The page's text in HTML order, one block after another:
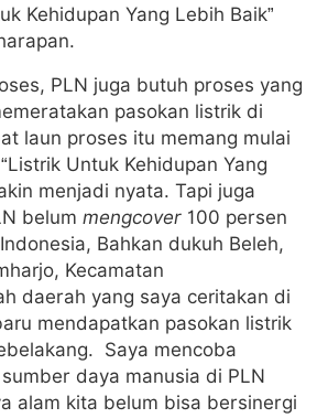
Kehidupan Yang Lebih Baik”
PLN juga butuh proses yang
pasokan listrik di
laun proses itu memang mulai
Untuk Kehidupan Yang
menjadi nyata. Tapi juga
belum mengcover100 persen
Bahkan dukuh Beleh,
Kecamatan
daerah yang saya ceritakan di
mendapatkan pasokan listrik
Saya mencoba
daya manusia di PLN
alam kita belum bisa bersinergi